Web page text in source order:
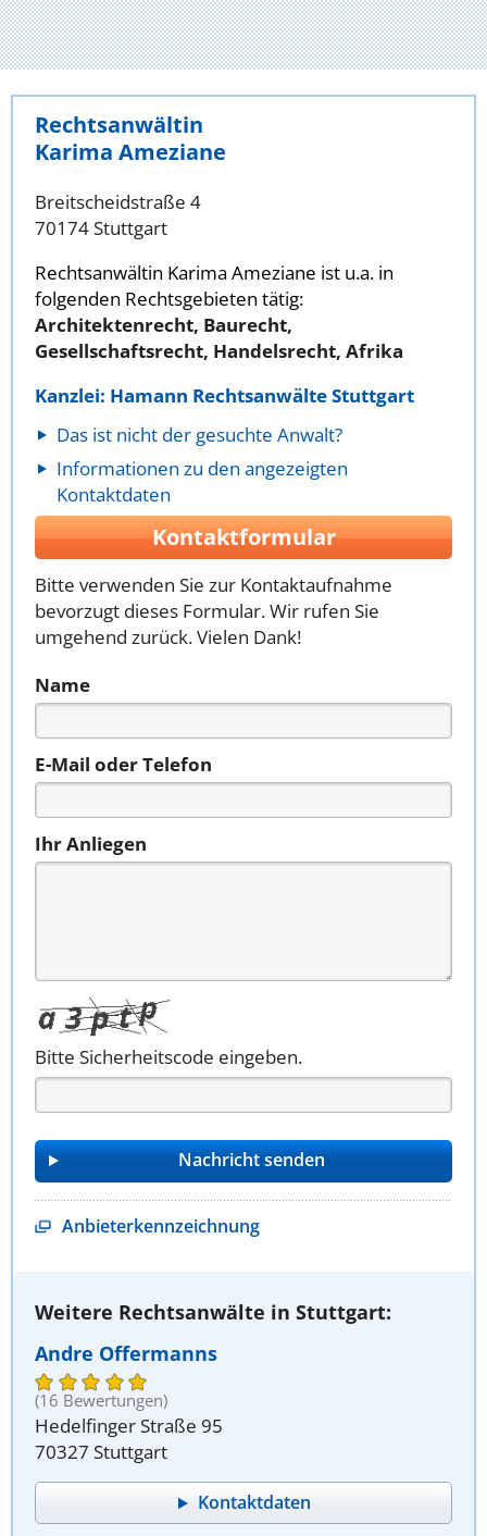
Rechtsanwältin
Karima Ameziane
Breitscheidstraße 4
70174 Stuttgart
Rechtsanwältin Karima Ameziane ist u.a. in
folgenden Rechtsgebieten tätig:
Architektenrecht, Baurecht,
Gesellschaftsrecht, Handelsrecht, Afrika
Kanzlei: Hamann Rechtsanwälte Stuttgart
Das ist nicht der gesuchte Anwalt?
Informationen zu den angezeigten
Kontaktdaten
Kontaktformular
Bitte verwenden Sie zur Kontaktaufnahme
bevorzugt dieses Formular. Wir rufen Sie
umgehend zurück. Vielen Dank!
Name
E-Mail oder Telefon
Ihr Anliegen
Bitte Sicherheitscode eingeben.
Anbieterkennzeichnung
Weitere Rechtsanwälte in Stuttgart:
Andre Offermanns
(16 Bewertungen)
Hedelfinger Straße 95
70327 Stuttgart
Kontaktdaten